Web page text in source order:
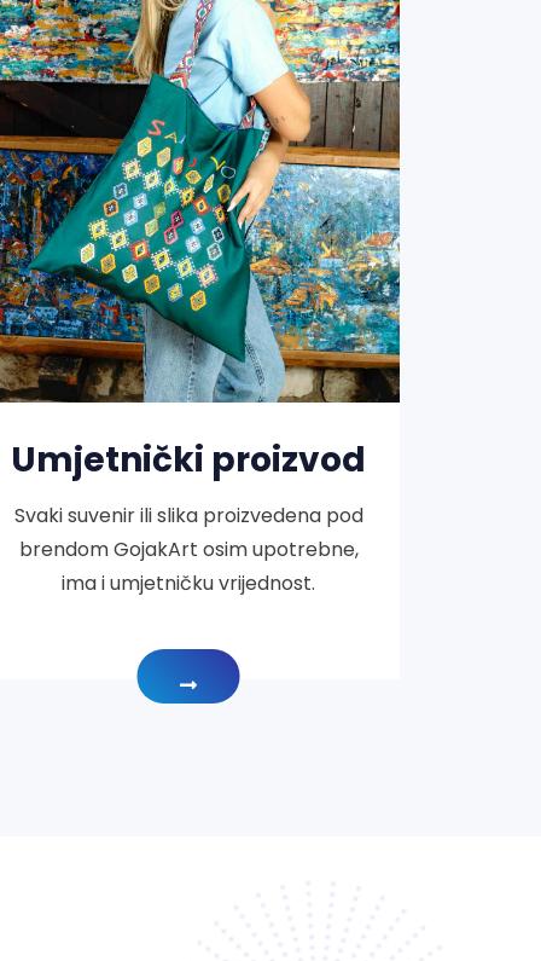
Umjetnički proizvod
Svaki suvenir ili slika proizvedena pod
brendom GojakArt osim upotrebne,
ima i umjetničku vrijednost.